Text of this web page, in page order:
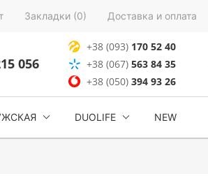
Закладки (0) Доставка и оплата
056
+38 (093) 170 52 40
+38 (067) 563 84 35
+38 (050)394 93 26
DUOLIFE NEW